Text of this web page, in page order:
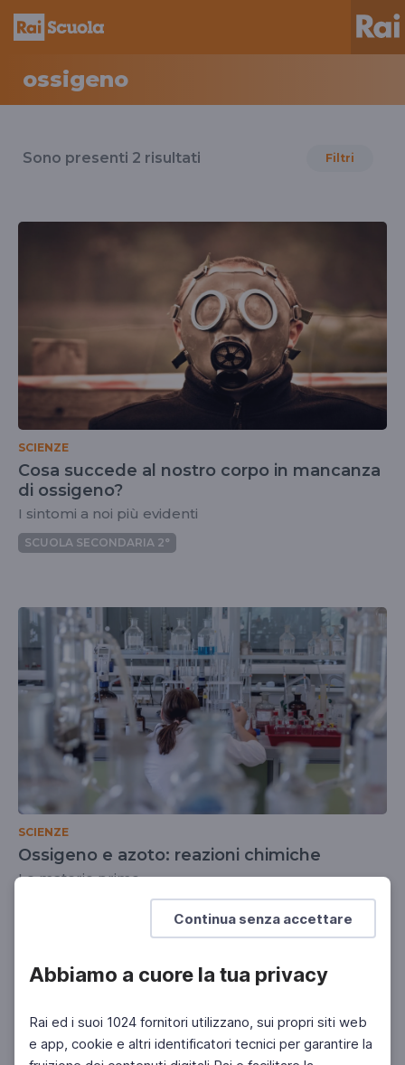
Continua senza accettare
Abbiamo a cuore la tua privacy
Rai ed i suoi 1024 fornitori utilizzano, sui propri siti web
e app, cookie e altri identificatori tecnici per garantire la
ossigeno
il
ossigeno
Sono presenti 2 risultati Filtri
SCIENZE
Cosa succede al nostro corpo in mancanza
di ossigeno?
I sintomi a noi più evidenti
SCUOLA SECONDARIA 2°
SCIENZE
Ossigeno e azoto: reazioni chimiche
Le materie prime